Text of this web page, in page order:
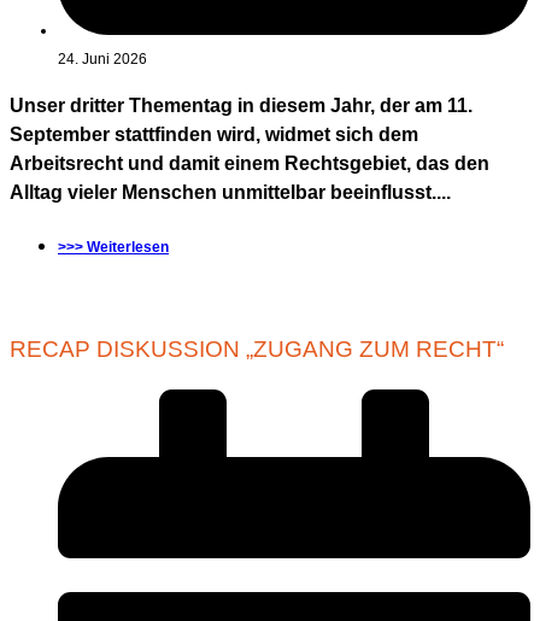
24. Juni 2026
Unser dritter Thementag in diesem Jahr, der am 11.
September stattfinden wird, widmet sich dem
Arbeitsrecht und damit einem Rechtsgebiet, das den
Alltag vieler Menschen unmittelbar beeinflusst....
>>> Weiterlesen
RECAP DISKUSSION „ZUGANG ZUM RECHT“